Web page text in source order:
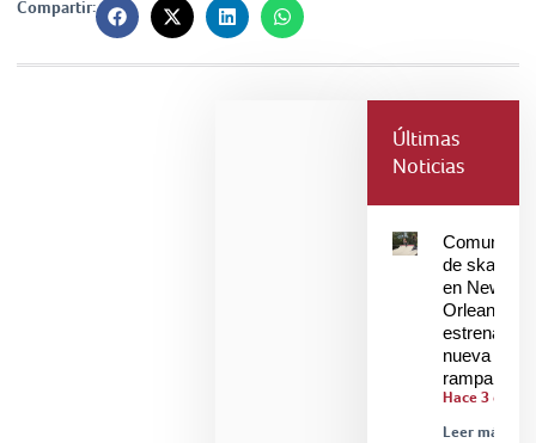
Compartir:
Últimas
Noticias
Comunidad
de skaters
en New
Orleans
estrenan
nueva
rampa
Hace 3 días
Leer más »